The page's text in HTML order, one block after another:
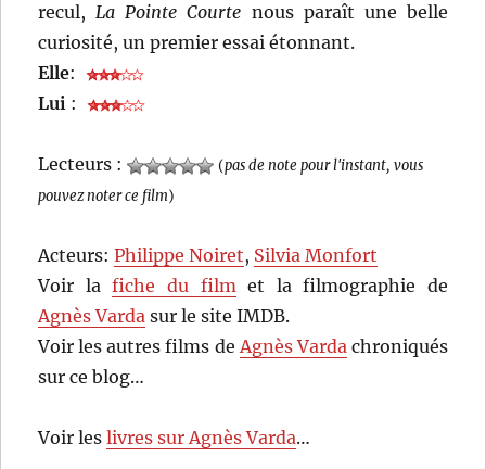
recul,La Pointe Courte nous paraît une belle
curiosité, un premier essai étonnant.
Elle:
Lui :
Lecteurs : (pas de note pour l'instant, vous
pouvez noter ce film)
Acteurs:Philippe Noiret, Silvia Monfort
Voir lafiche du filmet la filmographie de
Agnès Varda sur le site IMDB.
Voir les autres films deAgnès Vardachroniqués
sur ce blog…
Voir leslivres sur Agnès Varda…